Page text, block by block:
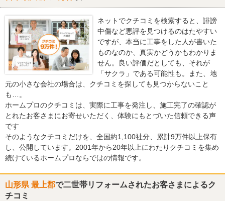
ネットでクチコミを検索すると、誹謗
中傷など悪評を見つけるのはたやすい
ですが、本当に工事をした人が書いた
ものなのか、真実かどうかもわかりま
せん。良い評価だとしても、それが
「サクラ」である可能性も。また、地
元の小さな会社の場合は、クチコミを探しても見つからないこと
も…。
ホームプロのクチコミは、実際に工事を発注し、施工完了の確認が
とれたお客さまにお寄せいただく、体験にもとづいた信頼できる声
です
そのようなクチコミだけを、全国約1,100社分、累計9万件以上保有
し、公開しています。2001年から20年以上にわたりクチコミを集め
続けているホームプロならではの情報です。
山形県 最上郡で二世帯リフォームされたお客さまによるク
チコミ